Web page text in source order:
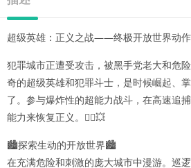
超级英雄：正义之战——终极开放世界动作
犯罪城市正遭受攻击，被黑手党老大和危
奇的超级英雄和犯罪斗士，是时候崛起、
了。参与爆炸性的超能力战斗，在高速追
能力来恢复正义。🦸‍♂️💥
🏙️探索生动的开放世界🏙️
在充满危险和刺激的庞大城市中漫游。巡